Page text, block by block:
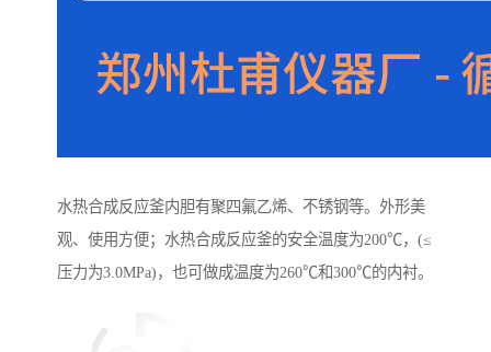
水热合成反应釜内胆有聚四氟乙烯、不锈钢等。外形美
观、使用方便；水热合成反应釜的安全温度为200℃，(≤
压力为3.0MPa)，也可做成温度为260℃和300℃的内衬。